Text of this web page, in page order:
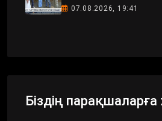
07.08.2026, 19:41
Біздің